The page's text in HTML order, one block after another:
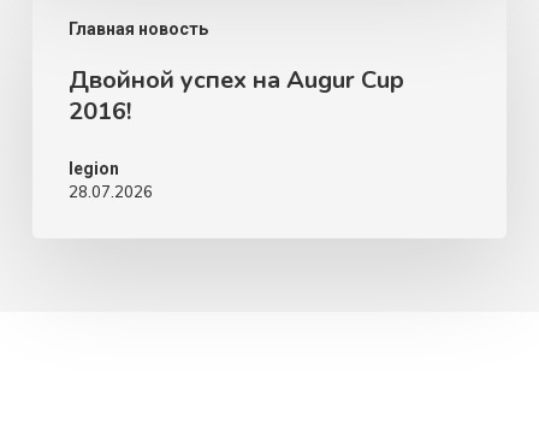
Главная новость
успех
Augur
2016!
Двойной успех на Augur Cup
2016!
legion
28.07.2026